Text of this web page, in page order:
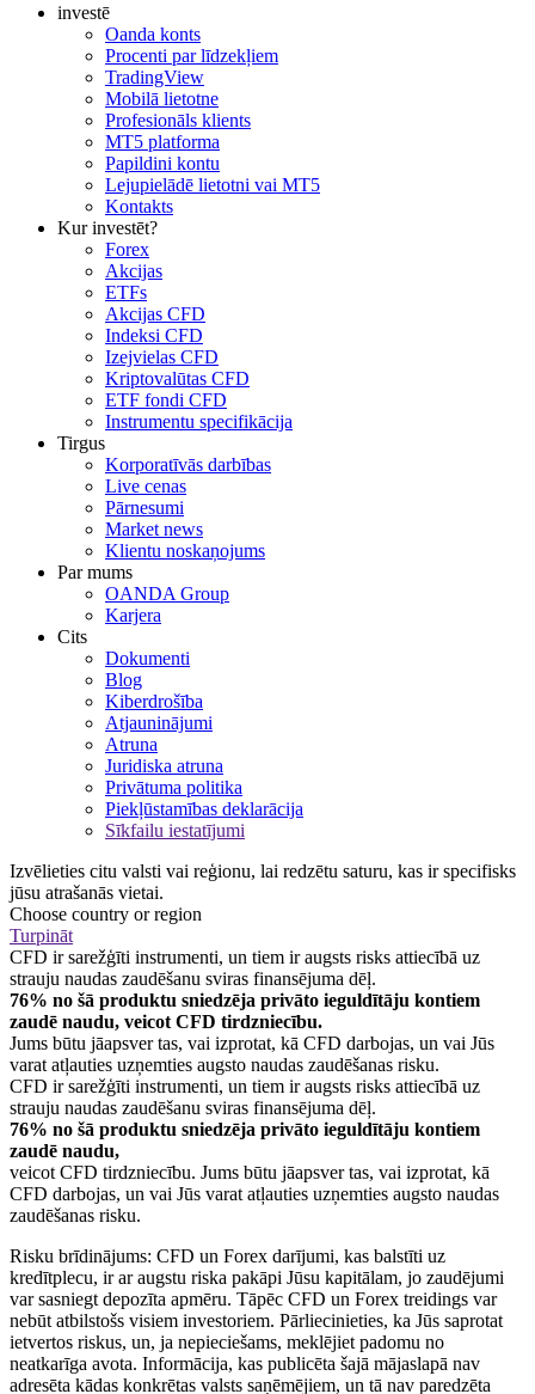
investē
Oanda konts
Procenti par līdzekļiem
TradingView
Mobilā lietotne
Profesionāls klients
MT5 platforma
Papildini kontu
Lejupielādē lietotni vai MT5
Kontakts
Kur investēt?
Forex
Akcijas
ETFs
Akcijas CFD
Indeksi CFD
Izejvielas CFD
Kriptovalūtas CFD
ETF fondi CFD
Instrumentu specifikācija
Tirgus
Korporatīvās darbības
Live cenas
Pārnesumi
Market news
Klientu noskaņojums
Par mums
OANDA Group
Karjera
Cits
Dokumenti
Blog
Kiberdrošība
Atjauninājumi
Atruna
Juridiska atruna
Privātuma politika
Piekļūstamības deklarācija
Sīkfailu iestatījumi
Izvēlieties citu valsti vai reģionu, lai redzētu saturu, kas ir specifisks
jūsu atrašanās vietai.
Choose country or region
Turpināt
CFD ir sarežģīti instrumenti, un tiem ir augsts risks attiecībā uz
strauju naudas zaudēšanu sviras finansējuma dēļ.
76% no šā produktu sniedzēja privāto ieguldītāju kontiem
zaudē naudu, veicot CFD tirdzniecību.
Jums būtu jāapsver tas, vai izprotat, kā CFD darbojas, un vai Jūs
varat atļauties uzņemties augsto naudas zaudēšanas risku.
CFD ir sarežģīti instrumenti, un tiem ir augsts risks attiecībā uz
strauju naudas zaudēšanu sviras finansējuma dēļ.
76% no šā produktu sniedzēja privāto ieguldītāju kontiem
zaudē naudu,
veicot CFD tirdzniecību. Jums būtu jāapsver tas, vai izprotat, kā
CFD darbojas, un vai Jūs varat atļauties uzņemties augsto naudas
zaudēšanas risku.
Risku brīdinājums: CFD un Forex darījumi, kas balstīti uz
kredītplecu, ir ar augstu riska pakāpi Jūsu kapitālam, jo zaudējumi
var sasniegt depozīta apmēru. Tāpēc CFD un Forex treidings var
nebūt atbilstošs visiem investoriem. Pārliecinieties, ka Jūs saprotat
ietvertos riskus, un, ja nepieciešams, meklējiet padomu no
neatkarīga avota. Informācija, kas publicēta šajā mājaslapā nav
adresēta kādas konkrētas valsts saņēmējiem, un tā nav paredzēta